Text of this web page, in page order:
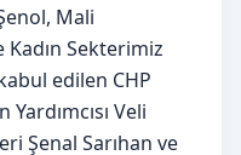
Mali
Sekterimiz
edilen CHP
Veli
Şenal Sarıhan ve